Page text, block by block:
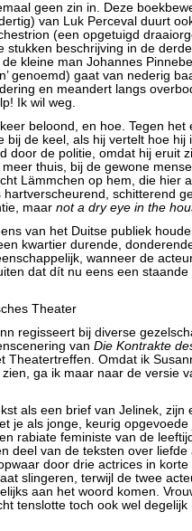
geen zin in. Deze
van Luk Perceval duurt
(een opgetuigd
stukken beschrijving in de
kleine man Johannes
genoemd) gaat van nederig
en meandert langs
Ik wil weg.
beloond, en hoe. Tegen het
bij de keel, als hij vertelt hoe hij
door de politie, omdat hij eruit
thuis, bij de gewone
Lämmchen op hem, die hier
hartverscheurend, schitterend
maar not a dry eye in the
van het Duitse publiek
kwartier durende,
wanneer de
dat dít nu eens een
Theater
regisseert bij diverse
van Die Kontrakte
Theatertreffen. Omdat ik
zien, ga ik maar naar de versie
als een brief van Jelinek, zijn
je als jonge, keurig
rabiate feministe van de
deel van de teksten over
door drie actrices in
slingeren, terwijl de twee
aan het woord komen.
tenslotte toch ook wel degelijk